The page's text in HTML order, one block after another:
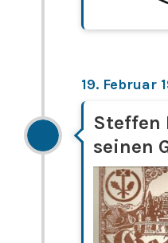
19. Februar
Steffen
seinen